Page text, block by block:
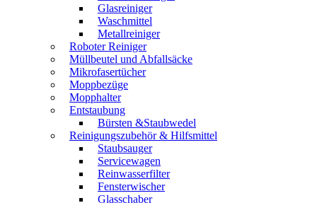
Glasreiniger
Waschmittel
Metallreiniger
Roboter Reiniger
Müllbeutel und Abfallsäcke
Mikrofasertücher
Moppbezüge
Mopphalter
Entstaubung
Bürsten &Staubwedel
Reinigungszubehör & Hilfsmittel
Staubsauger
Servicewagen
Reinwasserfilter
Fensterwischer
Glasschaber